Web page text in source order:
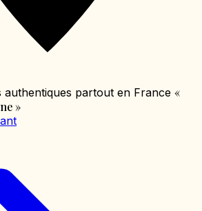
authentiques partout en France «
»